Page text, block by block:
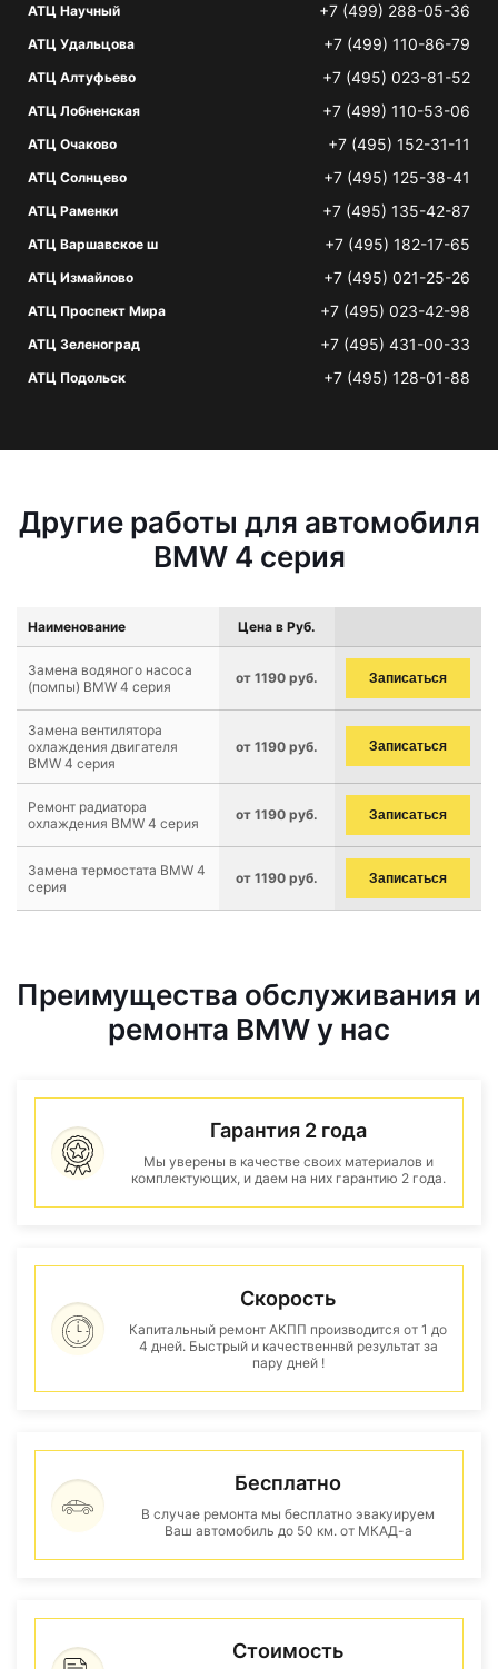
АТЦ Научный +7 (499) 288-05-36
АТЦ Удальцова +7 (499) 110-86-79
АТЦ Алтуфьево +7 (495) 023-81-52
АТЦ Лобненская +7 (499) 110-53-06
АТЦ Очаково +7 (495) 152-31-11
АТЦ Солнцево +7 (495) 125-38-41
АТЦ Раменки +7 (495) 135-42-87
АТЦ Варшавское ш +7 (495) 182-17-65
АТЦ Измайлово +7 (495) 021-25-26
АТЦ Проспект Мира +7 (495) 023-42-98
АТЦ Зеленоград +7 (495) 431-00-33
АТЦ Подольск +7 (495) 128-01-88
Другие работы для автомобиля
BMW 4 серия
Наименование Цена в Руб.
Замена водяного насоса
(помпы) BMW 4 серия
от 1190 руб. Записаться
Замена вентилятора
охлаждения двигателя
BMW 4 серия
от 1190 руб. Записаться
Ремонт радиатора
охлаждения BMW 4 серия
от 1190 руб. Записаться
Замена термостата BMW 4
серия
от 1190 руб. Записаться
Преимущества обслуживания и
ремонта BMW у нас
Гарантия 2 года
Мы уверены в качестве своих материалов и
комплектующих, и даем на них гарантию 2 года.
Скорость
Капитальный ремонт АКПП производится от 1 до
4 дней. Быстрый и качественнвй результат за
пару дней !
Бесплатно
В случае ремонта мы бесплатно эвакуируем
Ваш автомобиль до 50 км. от МКАД-а
Стоимость